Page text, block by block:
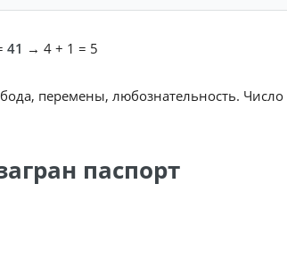
41 → 4 + 1 = 5
перемены, любознательность.
паспорт